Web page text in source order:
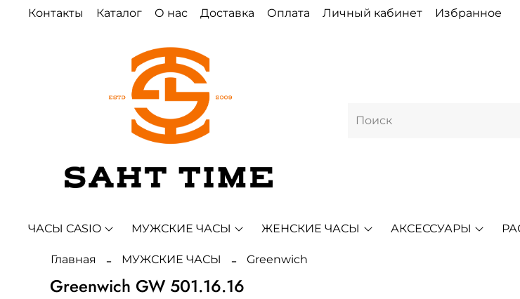
Контакты Каталог О нас Доставка Оплата Личный кабинет Избранное
ЧАСЫ CASIO МУЖСКИЕ ЧАСЫ ЖЕНСКИЕ ЧАСЫ АКСЕССУАРЫ
Главная МУЖСКИЕ ЧАСЫ Greenwich
Greenwich GW 501.16.16